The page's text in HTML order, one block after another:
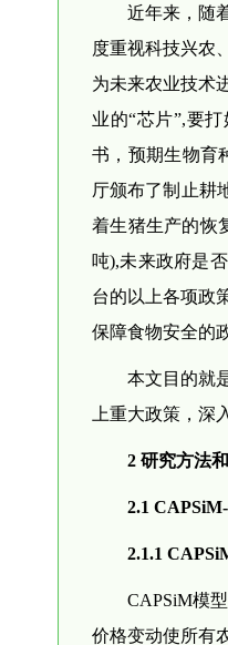
近年来，随
度重视科技兴农
为未来农业技术
业的“芯片”,要
书，预期生物育
厅颁布了制止耕
着生猪生产的恢
吨),未来政府是
台的以上各项政
保障食物安全的
本文目的就
上重大政策，深
2 研究方法
2.1
2.1.1
CAPSiM模
价格变动使所有